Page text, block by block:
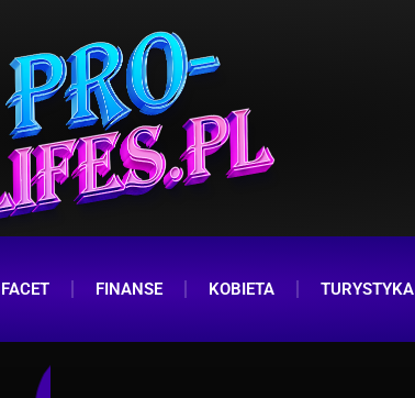
FACET FINANSE KOBIETA TURYSTYKA